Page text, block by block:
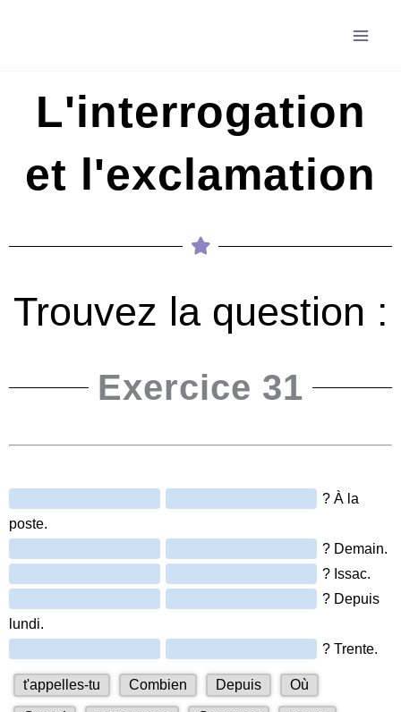
L'interrogation
et l'exclamation
Trouvez la question :
Exercice 31